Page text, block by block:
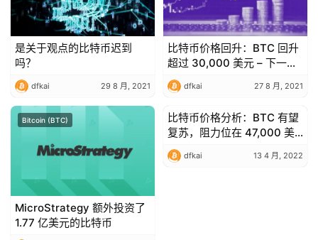
是关于观点的比特币迟到
吗？
dfkai 29 8 月, 2021
比特币价格回升：BTC 回升
超过 30,000 美元 – 下一步
是什么？
dfkai 27 8 月, 2021
Bitcoin (BTC)
MicroStrategy 额外投资了
1.77 亿美元的比特币
Bitcoin (BTC)
比特币价格分析：BTC 有望
复苏，阻力位在 47,000 美
元
dfkai 13 4 月, 2022